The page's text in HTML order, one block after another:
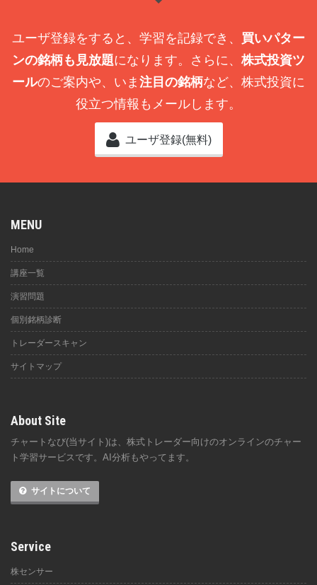
ユーザ登録をすると、学習を記録でき、 買いパター
ンの銘柄も見放題になります。さらに、 株式投資ツ
ールのご案内や、いま 注目の銘柄など、株式投資に
役立つ情報もメールします。
ユーザ登録(無料)
MENU
Home
講座一覧
演習問題
個別銘柄診断
トレーダースキャン
サイトマップ
About Site
チャートなび(当サイト)は、株式トレーダー向けのオンラインのチャー
ト学習サービスです。AI分析もやってます。
サイトについて
Service
株センサー